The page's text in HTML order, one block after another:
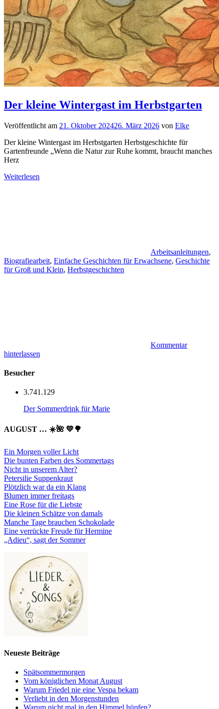
Der kleine Wintergast im Herbstgarten
Veröffentlicht am 21. Oktober 202426. März 2026 von Elke
Der kleine Wintergast im Herbstgarten Herbstgeschichte für
Gartenfreunde „Wenn die Natur zur Ruhe kommt, braucht manches
Herz
Weiterlesen
Arbeitsanleitungen,
Biografiearbeit, Einfache Geschichten für Erwachsene, Geschichte
für Groß und Klein, Herbstgeschichten
Kommentar
hinterlassen
Besucher
3.741.129
Der Sommerdrink für Marie
AUGUST … ☀️🌺 💛🌳
Ein Morgen voller Licht
Die bunten Farben des Sommertags
Nicht in unserem Alter?
Petersilie Suppenkraut
Plötzlich war da ein Klang
Blumen immer freitags
Eine Rose für die Liebste
Die kleinen Schätze von damals
Manche Tage brauchen Schokolade
Eine verrückte Freude für Hermine
„Adieu“, sagt der Sommer
Neueste Beiträge
Spätsommermorgen
Vom königlichen Monat August
Warum Friedel nie eine Vespa bekam
Verliebt in den Morgenstunden